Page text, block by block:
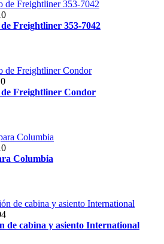
Freightliner 353-7042
de Freightliner Condor
Columbia
de cabina y asiento International